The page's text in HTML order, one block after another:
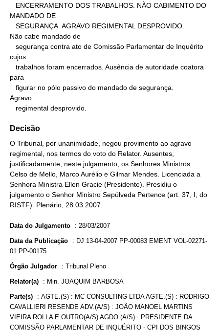
MANDADO DE
Não cabe mandado de
cujos
para
Agravo
   regimental desprovido.
Decisão
O Tribunal, por unanimidade, negou provimento ao agravo
regimental, nos termos do voto do Relator. Ausentes,
justificadamente, neste julgamento, os Senhores Ministros
Celso de Mello, Marco Aurélio e Gilmar Mendes. Licenciada a
Senhora Ministra Ellen Gracie (Presidente). Presidiu o
julgamento o Senhor Ministro Sepúlveda Pertence (art. 37, I, do
RISTF). Plenário, 28.03.2007.
Data do Julgamento : 28/03/2007
Data da Publicação : DJ 13-04-2007 PP-00083 EMENT VOL-02271-
01 PP-00175
Órgão Julgador : Tribunal Pleno
Relator(a) : Min. JOAQUIM BARBOSA
Parte(s) : AGTE.(S) : MC CONSULTING LTDA AGTE.(S) : RODRIGO
CAVALLIERI RESENDE ADV.(A/S) : JOÃO MANOEL MARTINS
VIEIRA ROLLA E OUTRO(A/S) AGDO.(A/S) : PRESIDENTE DA
COMISSÃO PARLAMENTAR DE INQUÉRITO - CPI DOS BINGOS